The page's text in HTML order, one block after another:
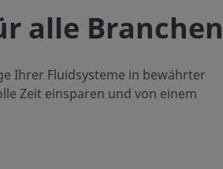
alle Branchen
Ihrer Fluidsysteme in bewährter
Zeit einsparen und von einem